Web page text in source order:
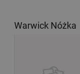
Warwick Nóżka